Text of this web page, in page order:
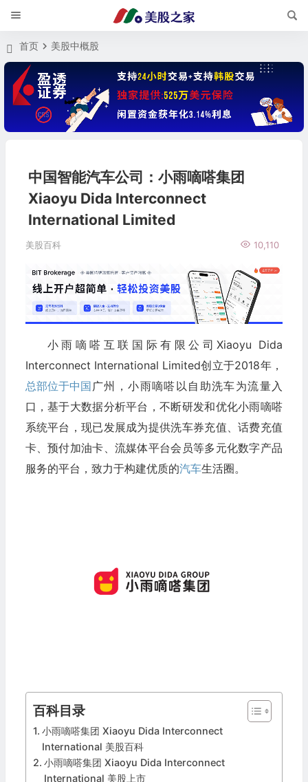
首页 美股中概股
中国智能汽车公司：小雨嘀嗒集团
Xiaoyu Dida Interconnect
International Limited
美股百科 10,110
小雨嘀嗒互联国际有限公司Xiaoyu Dida
Interconnect International Limited创立于2018年，
总部位于中国 广州，小雨嘀嗒以自助洗车为流量入
口，基于大数据分析平台，不断研发和优化小雨嘀嗒
系统平台，现已发展成为提供洗车券充值、话费充值
卡、预付加油卡、流媒体平台会员等多元化数字产品
服务的平台，致力于构建优质的汽车生活圈。
百科目录
小雨嘀嗒集团 Xiaoyu Dida Interconnect
International 美股百科
小雨嘀嗒集团 Xiaoyu Dida Interconnect
International 美股上市